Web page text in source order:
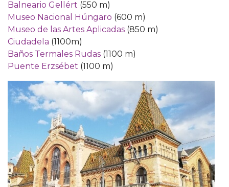
Balneario Gellért (550 m)
Museo Nacional Húngaro (600 m)
Museo de las Artes Aplicadas (850 m)
Ciudadela (1100m)
Baños Termales Rudas (1100 m)
Puente Erzsébet (1100 m)